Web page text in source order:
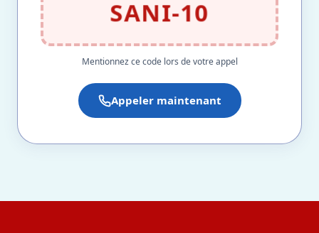
SANI-10
Mentionnez ce code lors de votre appel
Appeler maintenant